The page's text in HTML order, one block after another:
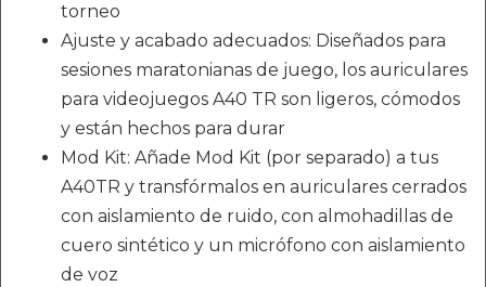
torneo
Ajuste y acabado adecuados: Diseñados para
sesiones maratonianas de juego, los auriculares
para videojuegos A40 TR son ligeros, cómodos
y están hechos para durar
Mod Kit: Añade Mod Kit (por separado) a tus
A40TR y transfórmalos en auriculares cerrados
con aislamiento de ruido, con almohadillas de
cuero sintético y un micrófono con aislamiento
de voz